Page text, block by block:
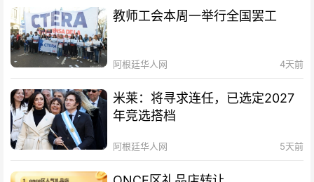
教师工会本周一举行全国罢工
阿根廷华人网 4天前
米莱：将寻求连任，已选定2027
年竞选搭档
阿根廷华人网 5天前